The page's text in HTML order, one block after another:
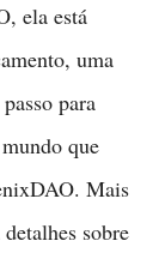
ela está
uma
para
que
Mais
sobre